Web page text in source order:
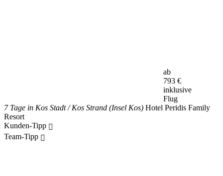
ab
793 €
inklusive
Flug
7 Tage in Kos Stadt / Kos Strand (Insel Kos) Hotel Peridis Family
Resort
Kunden-Tipp
Team-Tipp